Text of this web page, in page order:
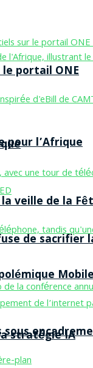
pour l’Afrique
de
stratégie IA
portail ONE
veille de la